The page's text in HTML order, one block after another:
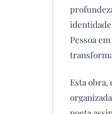
Pessoa
Esta obra,